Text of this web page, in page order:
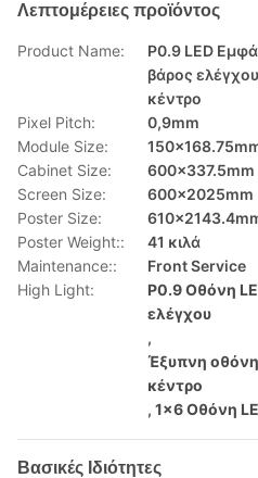
Λεπτομέρειες προϊόντος
Product Name:
P0.9 LED
βάρος
κέντρο
Pixel Pitch:
0,9mm
Module Size:
Cabinet Size:
600x337.5mm
Screen Size:
600×2025mm
Poster Size:
Poster Weight::
41 κιλά
Maintenance::
Front Service
High Light:
P0.9 Οθόνη
ελέγχου
,
Έξυπνη οθόνη
κέντρο
, 1x6 Οθόνη
Βασικές Ιδιότητες